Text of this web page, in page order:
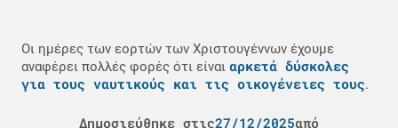
Οι ημέρες των εορτών των Χριστουγέννων έχουμε
αναφέρει πολλές φορές ότι είναι αρκετά δύσκολες
για τους ναυτικούς και τις οικογένειες τους.
Δημοσιεύθηκε στις27/12/2025από